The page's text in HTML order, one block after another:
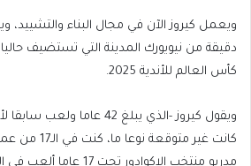
دقيقة من نيويورك المدينة التي تستضيف
كأس العالم للأندية 2025.
ويقول كيروز -الذي يبلغ 42 عاما
كانت غير
مدربو منتخب الإكوادور